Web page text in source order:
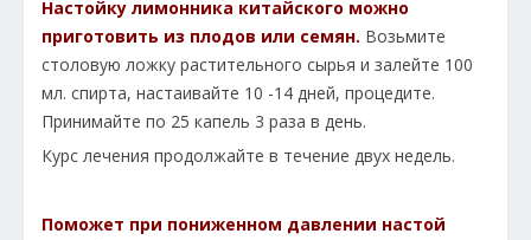
Настойку лимонника китайского можно
приготовить из плодов или семян. Возьмите
столовую ложку растительного сырья и залейте 100
мл. спирта, настаивайте 10 -14 дней, процедите.
Принимайте по 25 капель 3 раза в день.
Курс лечения продолжайте в течение двух недель.
Поможет при пониженном давлении настой